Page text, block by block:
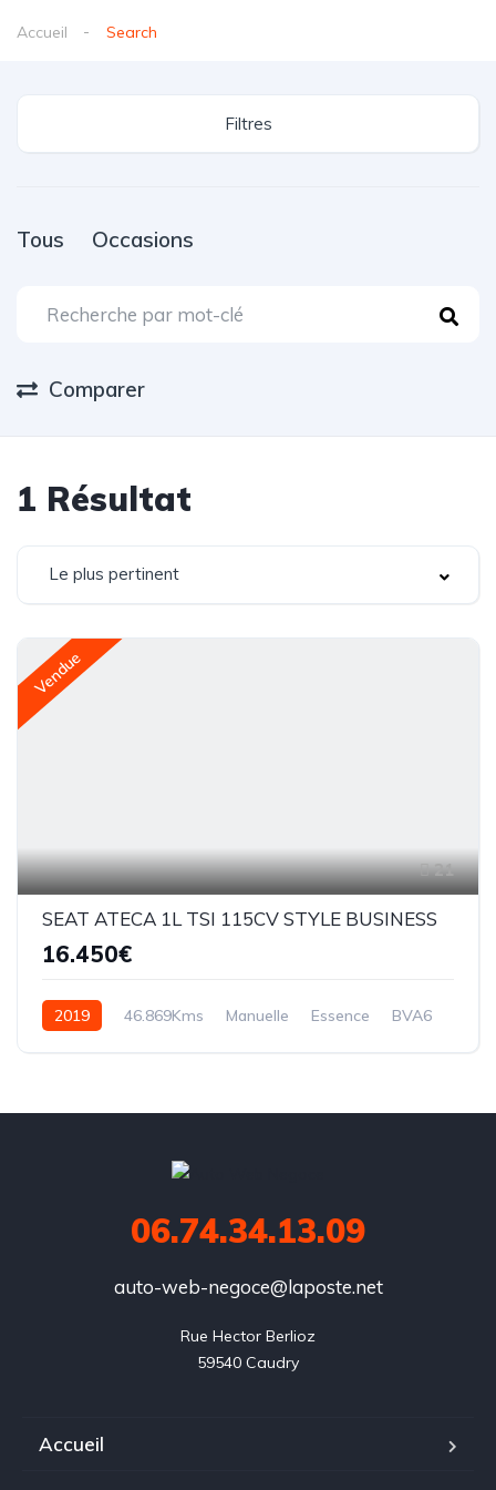
Accueil Search
Filtres
Tous Occasions
Comparer
1 Résultat
Le plus pertinent
Vendue
21
SEAT ATECA 1L TSI 115CV STYLE BUSINESS
16.450€
2019 46.869Kms Manuelle Essence BVA6
06.74.34.13.09
auto-web-negoce@laposte.net
Rue Hector Berlioz
59540 Caudry
Accueil